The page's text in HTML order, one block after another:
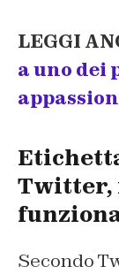
LEGGI
a uno dei
Twitter,
Secondo